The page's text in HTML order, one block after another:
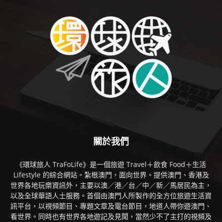
關於我們
《環球旅人 TraFoLife》是一個旅遊 Travel＋飲食 Food＋生活
Lifestyle 的綜合網站。紮根澳門，面向世界。提供澳門、香港及
世界各地玩樂資訊外，主要以澳／港／台／中／新／馬居民為主，
以及全球華語人士服務。首個由澳門人所製作的全方位旅遊生活資
訊平台，以視頻節目、專題文章及電台節目，地道人帶你遊澳門、
看世界。同時也有世界各地遊記及見聞，當然少不了主打的視頻及